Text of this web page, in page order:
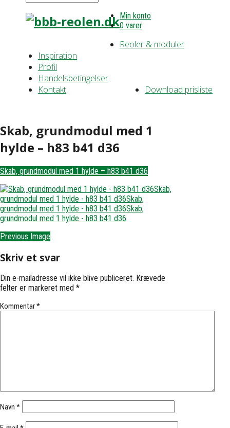
Min konto
0 varer
Reoler & moduler
Inspiration
Profil
Handelsbetingelser
Download prisliste
Kontakt
Skab, grundmodul med 1
hylde – h83 b41 d36
Skab, grundmodul med 1 hylde – h83 b41 d36
Previous Image
Skriv et svar
Din e-mailadresse vil ikke blive publiceret. Krævede
felter er markeret med *
Kommentar*
Navn *